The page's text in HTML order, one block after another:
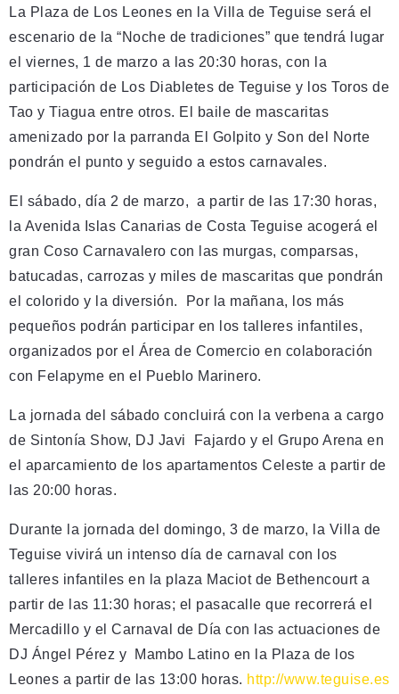
La Plaza de Los Leones en la Villa de Teguise será el
escenario de la “Noche de tradiciones” que tendrá lugar
el viernes, 1 de marzo a las 20:30 horas, con la
participación de Los Diabletes de Teguise y los Toros de
Tao y Tiagua entre otros. El baile de mascaritas
amenizado por la parranda El Golpito y Son del Norte
pondrán el punto y seguido a estos carnavales.
El sábado, día 2 de marzo, a partir de las 17:30 horas,
la Avenida Islas Canarias de Costa Teguise acogerá el
gran Coso Carnavalero con las murgas, comparsas,
batucadas, carrozas y miles de mascaritas que pondrán
el colorido y la diversión. Por la mañana, los más
pequeños podrán participar en los talleres infantiles,
organizados por el Área de Comercio en colaboración
con Felapyme en el Pueblo Marinero.
La jornada del sábado concluirá con la verbena a cargo
de Sintonía Show, DJ Javi Fajardo y el Grupo Arena en
el aparcamiento de los apartamentos Celeste a partir de
las 20:00 horas.
Durante la jornada del domingo, 3 de marzo, la Villa de
Teguise vivirá un intenso día de carnaval con los
talleres infantiles en la plaza Maciot de Bethencourt a
partir de las 11:30 horas; el pasacalle que recorrerá el
Mercadillo y el Carnaval de Día con las actuaciones de
DJ Ángel Pérez y Mambo Latino en la Plaza de los
Leones a partir de las 13:00 horas. http://www.teguise.es